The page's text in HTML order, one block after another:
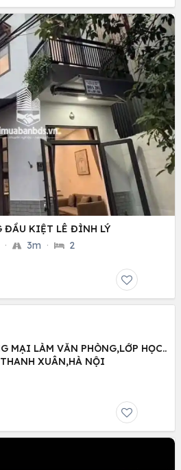
ĐẦU KIỆT LÊ ĐÌNH LÝ
· 3m · 2
MẠI LÀM VĂN PHÒNG,LỚP HỌC..
XUÂN,HÀ NỘI